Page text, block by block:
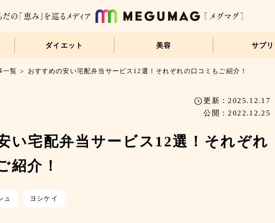
ダイエット 美容 サプリ
一覧 おすすめの安い宅配弁当サービス12選！それぞれの口コミもご紹介！
更新：2025.12.17
公開：2022.12.25
い宅配弁当サービス12選！それぞれ
紹介！
ュ ヨシケイ